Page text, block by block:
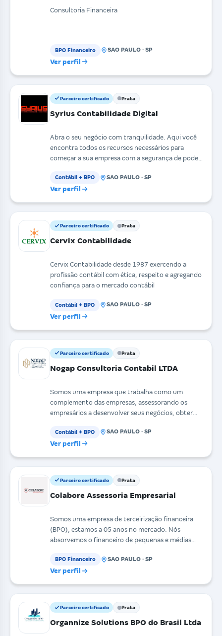
Consultoria Financeira
BPO Financeiro SAO PAULO · SP
Ver perfil
Parceiro certificado Prata
Syrius Contabilidade Digital
Abra o seu negócio com tranquilidade. Aqui você
encontra todos os recursos necessários para
começar a sua empresa com a segurança de poder
Contábil + BPO SAO PAULO · SP
Ver perfil
Parceiro certificado Prata
Cervix Contabilidade
Cervix Contabilidade desde 1987 exercendo a
profissão contábil com ética, respeito e agregando
confiança para o mercado contábil
Contábil + BPO SAO PAULO · SP
Ver perfil
Parceiro certificado Prata
Nogap Consultoria Contabil LTDA
Somos uma empresa que trabalha como um
complemento das empresas, assessorando os
empresários a desenvolver seus negócios, obter
Contábil + BPO SAO PAULO · SP
Ver perfil
Parceiro certificado Prata
Colabore Assessoria Empresarial
Somos uma empresa de terceirização financeira
(BPO), estamos a 05 anos no mercado. Nós
absorvemos o financeiro de pequenas e médias
BPO Financeiro SAO PAULO · SP
Ver perfil
Parceiro certificado Prata
Organnize Solutions BPO do Brasil Ltda